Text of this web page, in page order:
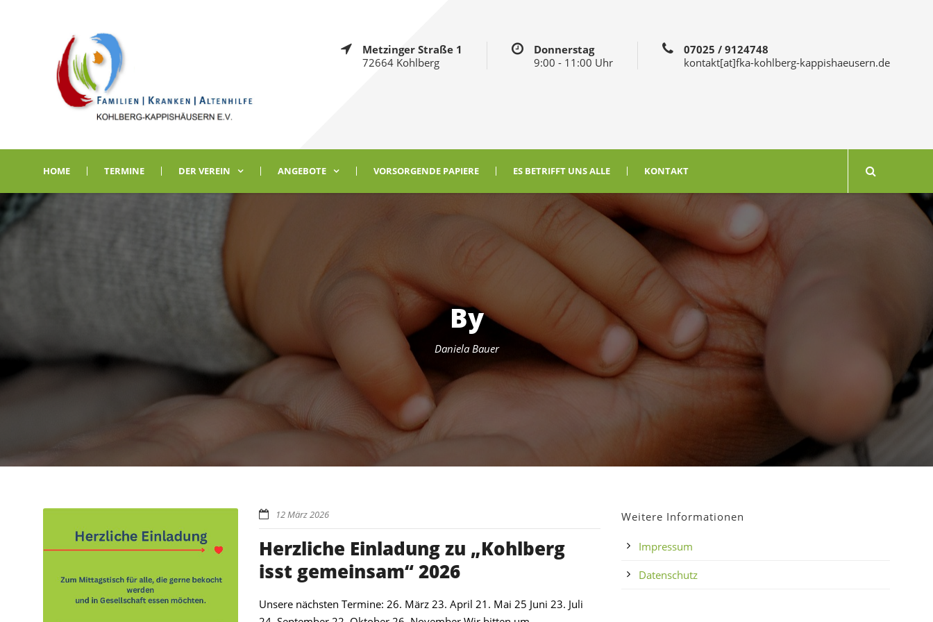
Metzinger Straße 1
72664 Kohlberg
Donnerstag
9:00 - 11:00 Uhr
07025 / 9124748
kontakt[at]fka-kohlberg-kappishaeusern.de
HOME TERMINE DER VEREIN ANGEBOTE VORSORGENDE PAPIERE ES BETRIFFT UNS ALLE KONTAKT
By
Daniela Bauer
12 März 2026
Herzliche Einladung zu „Kohlberg
isst gemeinsam“ 2026
Unsere nächsten Termine: 26. März 23. April 21. Mai 25 Juni 23. Juli
Weitere Informationen
Impressum
Datenschutz